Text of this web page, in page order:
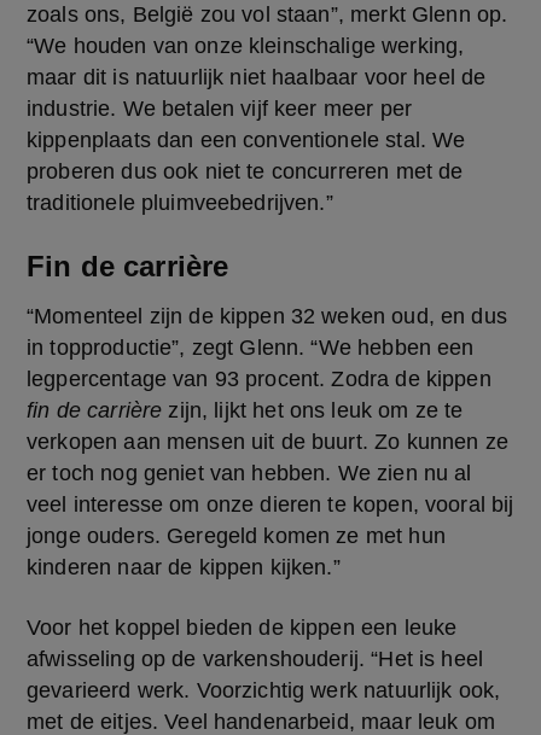
zoals ons, België zou vol staan”, merkt Glenn op.
“We houden van onze kleinschalige werking,
maar dit is natuurlijk niet haalbaar voor heel de
industrie. We betalen vijf keer meer per
kippenplaats dan een conventionele stal. We
proberen dus ook niet te concurreren met de
traditionele pluimveebedrijven.”
Fin de carrière
“Momenteel zijn de kippen 32 weken oud, en dus
in topproductie”, zegt Glenn. “We hebben een
fin de carrière zijn, lijkt het ons leuk om ze te
verkopen aan mensen uit de buurt. Zo kunnen ze
er toch nog geniet van hebben. We zien nu al
veel interesse om onze dieren te kopen, vooral bij
jonge ouders. Geregeld komen ze met hun
kinderen naar de kippen kijken.”
Voor het koppel bieden de kippen een leuke
afwisseling op de varkenshouderij. “Het is heel
gevarieerd werk. Voorzichtig werk natuurlijk ook,
met de eitjes. Veel handenarbeid, maar leuk om